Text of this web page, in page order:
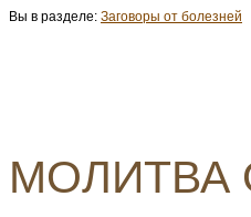
Вы в разделе: Заговоры от болезней
МОЛИТВА